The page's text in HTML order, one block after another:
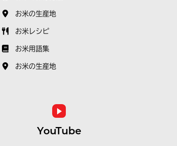
お米の生産地
お米レシピ
お米用語集
お米の生産地
YouTube